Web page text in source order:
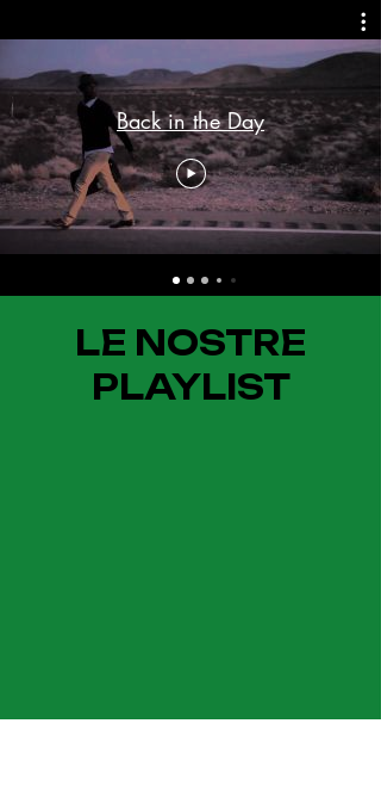
Back in the Day
LE NOSTRE
PLAYLIST